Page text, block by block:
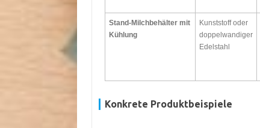
Stand-Milchbehälter mit
Kühlung
Kunststoff oder
doppelwandiger
Edelstahl
Konkrete Produktbeispiele